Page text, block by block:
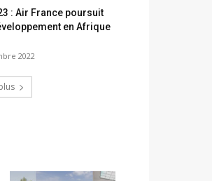
: Air France poursuit
en Afrique
2022